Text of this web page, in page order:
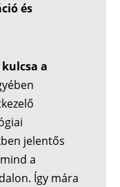
és
a
jelentős
a
Így mára